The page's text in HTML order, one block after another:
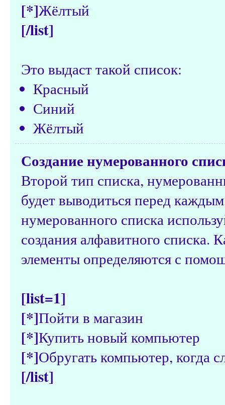
[*]Жёлтый
[/list]
Это выдаст такой список:
Красный
Синий
Жёлтый
Создание нумерованного
Второй тип списка,
будет выводиться перед
нумерованного списка
создания алфавитного списка.
элементы определяются с
[list=1]
[*]Пойти в магазин
[*]Купить новый компьютер
[*]Обругать компьютер, когда
[/list]